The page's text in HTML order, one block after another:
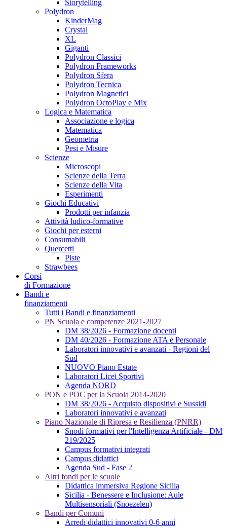
Storytelling
Polydron
KinderMag
Crystal
XL
Giganti
Polydron Classici
Polydron Frameworks
Polydron Sfera
Polydron Tecnica
Polydron Magnetici
Polydron OctoPlay e Mix
Logica e Matematica
Associazione e logica
Matematica
Geometria
Pesi e Misure
Scienze
Microscopi
Scienze della Terra
Scienze della Vita
Esperimenti
Giochi Educativi
Prodotti per infanzia
Attività ludico-formative
Giochi per esterni
Consumabili
Quercetti
Piste
Strawbees
Corsi
di Formazione
Bandi e
finanziamenti
Tutti i Bandi e finanziamenti
PN Scuola e competenze 2021-2027
DM 38/2026 - Formazione docenti
DM 40/2026 - Formazione ATA e Personale
Laboratori innovativi e avanzati - Regioni del
Sud
NUOVO Piano Estate
Laboratori Licei Sportivi
Agenda NORD
PON e POC per la Scuola 2014-2020
DM 38/2026 - Acquisto dispositivi e Sussidi
Laboratori innovativi e avanzati
Piano Nazionale di Ripresa e Resilienza (PNRR)
Snodi formativi per l'Intelligenza Artificiale - DM
219/2025
Campus formativi integrati
Campus didattici
Agenda Sud - Fase 2
Altri fondi per le scuole
Didattica immersiva Regione Sicilia
Sicilia - Benessere e Inclusione: Aule
Multisensoriali (Snoezelen)
Bandi per Comuni
Arredi didattici innovativi 0-6 anni